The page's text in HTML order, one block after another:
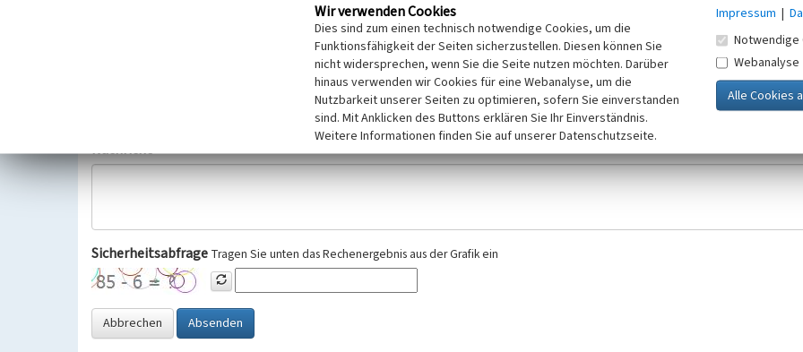
Wir bitten Sie um freiwillige Angabe Ihres Namens und Ihrer E-Mail-Adresse. Ihre Angaben werden ausschließlich im Rahmen der KuLaDig-
Selbstverständlich werden diese entsprechend der Vorschriften des Telemediengesetzes, des Datenschutzgesetzes NRW und der seit
Datenschutzgrundverordnung (EU-DSGVO) vertraulich behandelt, beachten Sie bitte unsere Hinweise zumDatenschutz
Nachricht
Sicherheitsabfrage Tragen Sie unten das Rechenergebnis aus der Grafik ein
Abbrechen Absenden
Wir verwenden Cookies
Dies sind zum einen technisch notwendige Cookies, um die
Funktionsfähigkeit der Seiten sicherzustellen. Diesen können Sie
nicht widersprechen, wenn Sie die Seite nutzen möchten. Darüber
hinaus verwenden wir Cookies für eine Webanalyse, um die
Nutzbarkeit unserer Seiten zu optimieren, sofern Sie einverstanden
sind. Mit Anklicken des Buttons erklären Sie Ihr Einverständnis.
Weitere Informationen finden Sie auf unserer Datenschutzseite.
Impressum |
Notwendige
Webanalyse